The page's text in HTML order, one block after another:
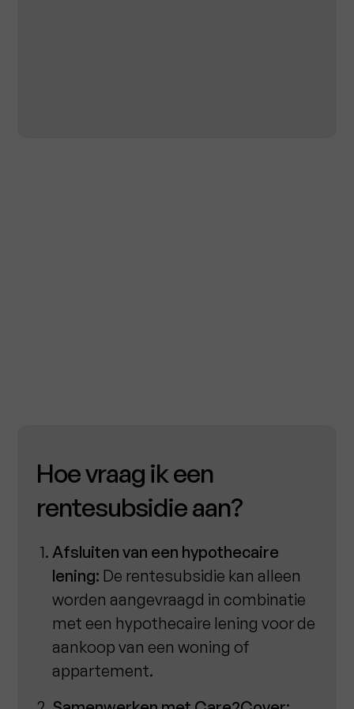
Hoe vraag ik een
rentesubsidie aan?
Afsluiten van een hypothecaire
lening: De rentesubsidie kan alleen
worden aangevraagd in combinatie
met een hypothecaire lening voor de
aankoop van een woning of
appartement.